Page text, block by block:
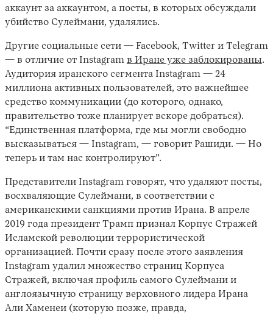
аккаунт за аккаунтом, а посты, в которых обсуждали
убийство Сулеймани, удалялись.
Другие социальные сети — Facebook, Twitter и Telegram
— в отличие от Instagram в Иране уже заблокированы.
Аудитория иранского сегмента Instagram — 24
миллиона активных пользователей, это важнейшее
средство коммуникации (до которого, однако,
правительство тоже планирует вскоре добраться).
“Единственная платформа, где мы могли свободно
высказываться — Instagram, — говорит Рашиди. — Но
теперь и там нас контролируют”.
Представители Instagram говорят, что удаляют посты,
восхваляющие Сулеймани, в соответствии с
американскими санкциями против Ирана. В апреле
2019 года президент Трамп признал Корпус Стражей
Исламской революции террористической
организацией. Почти сразу после этого заявления
Instagram удалил множество страниц Корпуса
Стражей, включая профиль самого Сулеймани и
англоязычную страницу верховного лидера Ирана
Али Хаменеи (которую позже, правда,